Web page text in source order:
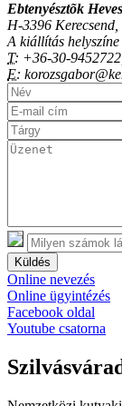
Ebtenyésztõk
H-3396
A kiállítás
T: +36-30-
E:
Küldés
Online nevezés
Online ügyintézés
Facebook oldal
Youtube csatorna